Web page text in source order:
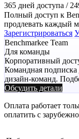
365 дней доступа /
Полный доступ к
продлевать каждый
Зарегистрироваться
Pearl
Benchmarkee Team
Для команды
Корпоративный
Командная подписка
дизайн-команд.
Обсудить детали
Оплата работает
оплатить с